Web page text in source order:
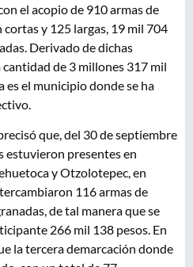
el acopio de 910 armas de
cortas y 125 largas, 19 mil 704
Derivado de dichas
de 3 millones 317 mil
es el municipio donde se ha
que, del 30 de septiembre
estuvieron presentes en
y Otzolotepec, en
116 armas de
de tal manera que se
266 mil 138 pesos. En
la tercera demarcación donde